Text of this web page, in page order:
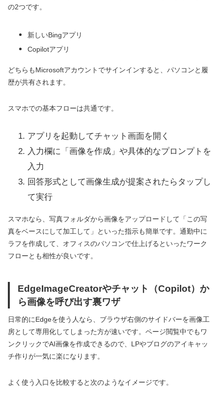
の2つです。
新しいBingアプリ
Copilotアプリ
どちらもMicrosoftアカウントでサインインすると、パソコンと履
歴が共有されます。
スマホでの基本フローは共通です。
アプリを起動してチャット画面を開く
入力欄に「画像を作成」や具体的なプロンプトを
入力
回答形式として画像生成が提案されたらタップし
て実行
スマホなら、写真フォルダから画像をアップロードして「この写
真をベースにして加工して」といった指示も簡単です。通勤中に
ラフを作成して、オフィスのパソコンで仕上げるといったワーク
フローとも相性が良いです。
EdgeImageCreatorやチャット（Copilot）か
ら画像を呼び出す裏ワザ
日常的にEdgeを使う人なら、ブラウザ右側のサイドバーを画像工
房として専用化してしまった方が速いです。ページ閲覧中でもワ
ンクリックでAI画像を作成できるので、LPやブログのアイキャッ
チ作りが一気に楽になります。
よく使う入口を比較すると次のようなイメージです。